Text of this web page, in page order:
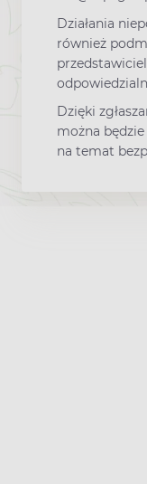
Działania
również
Dzięki
można
na temat